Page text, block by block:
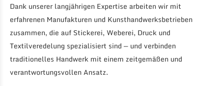
Dank unserer langjährigen Expertise arbeiten wir mit
erfahrenen Manufakturen und Kunsthandwerksbetrieben
zusammen, die auf Stickerei, Weberei, Druck und
Textilveredelung spezialisiert sind — und verbinden
traditionelles Handwerk mit einem zeitgemäßen und
verantwortungsvollen Ansatz.